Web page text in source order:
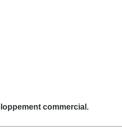
commercial.